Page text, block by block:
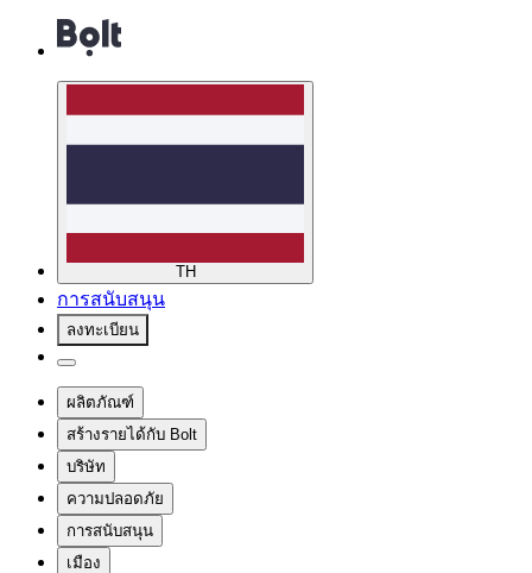
TH
การสนับสนุน
ลงทะเบียน
ผลิตภัณฑ์
สร้างรายได้กับ Bolt
บริษัท
ความปลอดภัย
การสนับสนุน
เมือง